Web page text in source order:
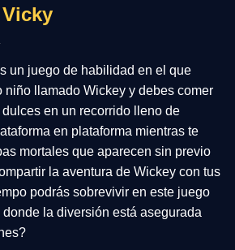
un juego de habilidad en el que
niño llamado Wickey y debes comer
en un recorrido lleno de
en plataforma mientras te
mortales que aparecen sin previo
la aventura de Wickey con tus
podrás sobrevivir en este juego
la diversión está asegurada